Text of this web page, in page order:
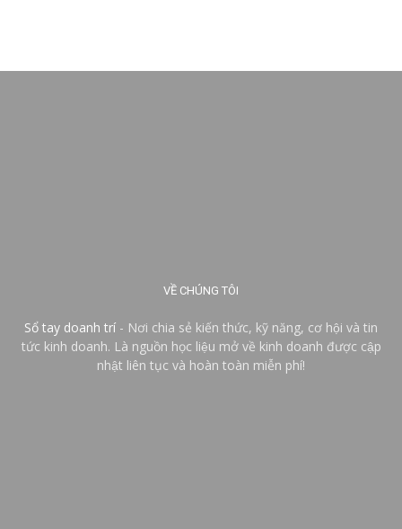
VỀ CHÚNG TÔI
Sổ tay doanh trí - Nơi chia sẻ kiến thức, kỹ năng, cơ hội và tin
tức kinh doanh. Là nguồn học liệu mở về kinh doanh được cập
nhật liên tục và hoàn toàn miễn phí!